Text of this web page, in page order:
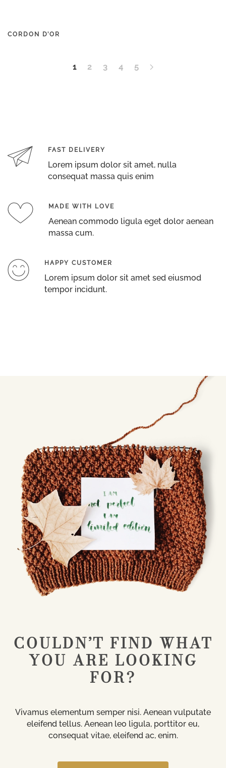
CORDON D’OR
1 2 3 4 5
FAST DELIVERY
Lorem ipsum dolor sit amet, nulla
consequat massa quis enim
MADE WITH LOVE
Aenean commodo ligula eget dolor aenean
massa cum.
HAPPY CUSTOMER
Lorem ipsum dolor sit amet sed eiusmod
tempor incidunt.
COULDN’T FIND WHAT
YOU ARE LOOKING
FOR?
Vivamus elementum semper nisi. Aenean vulputate
eleifend tellus. Aenean leo ligula, porttitor eu,
consequat vitae, eleifend ac, enim.